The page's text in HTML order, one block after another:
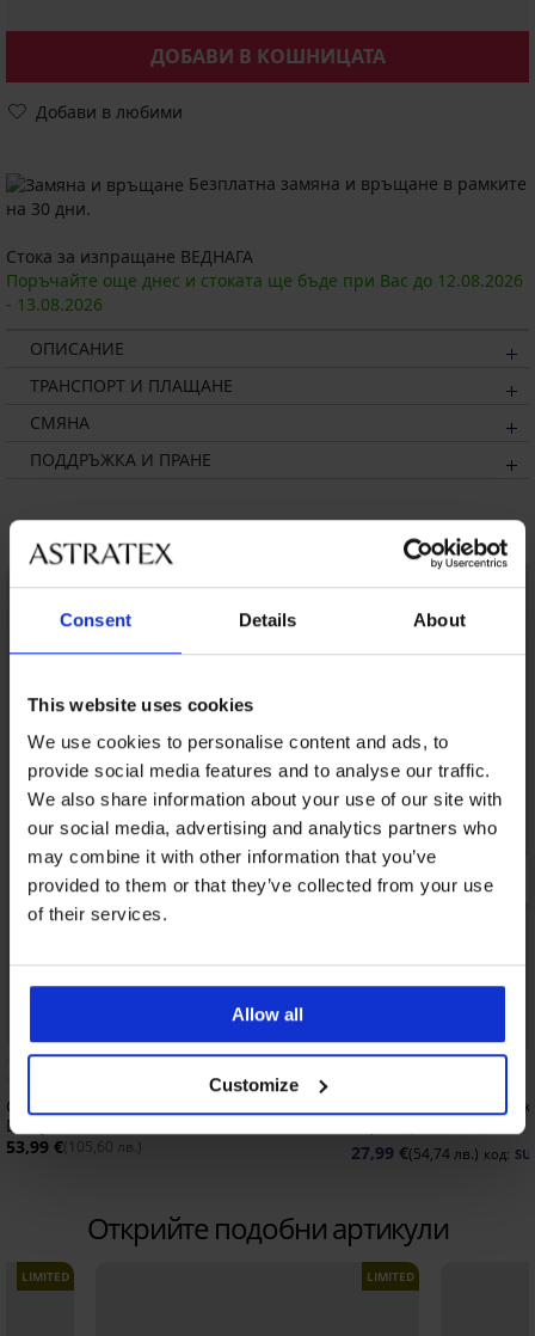
Consent Details About
This website uses cookies
We use cookies to personalise content and ads, to
provide social media features and to analyse our traffic.
We also share information about your use of our site with
our social media, advertising and analytics partners who
may combine it with other information that you’ve
provided to them or that they’ve collected from your use
of their services.
Allow all
Customize
ДОБАВИ В КОШНИЦАТА
Добави в любими
Безплатна замяна и връщане в рамките
на 30 дни.
Стока за изпращане ВЕДНАГА
Поръчайте още днес и стоката ще бъде при Вас до 12.08.2026
- 13.08.2026
ОПИСАНИЕ
ТРАНСПОРТ И ПЛАЩАНЕ
СМЯНА
ПОДДРЪЖКА И ПРАНЕ
Може да ви хареса
Спортен цял бански костюм Reebok
Daisy
53,99 €(105,60 лв.)
Отстъпка -50%
Спортен цял бански
69,99 €
27,99 €(54,74 лв.) код:
Открийте подобни артикули
LIMITED LIMITED